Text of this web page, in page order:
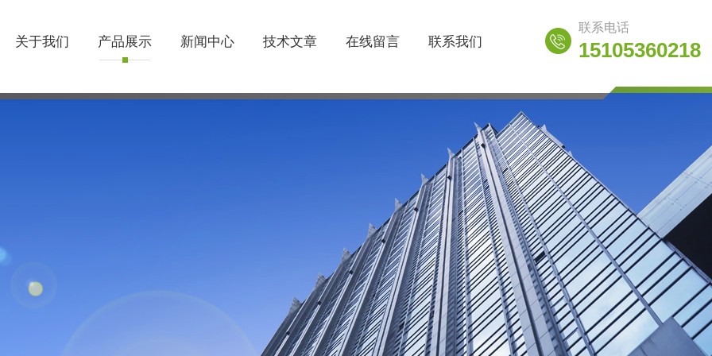
关于我们 产品展示 新闻中心 技术文章 在线留言 联系我们
联系电话
15105360218